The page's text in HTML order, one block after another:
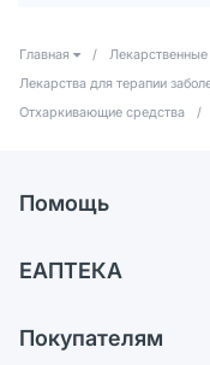
Главная /
Лекарства для терапии
Отхаркивающие средства
/
Помощь
Самовывоз из аптек
ЕАПТЕКА
Карьера
Покупателям